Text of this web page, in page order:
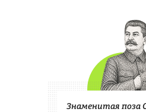
Знаменитая поза